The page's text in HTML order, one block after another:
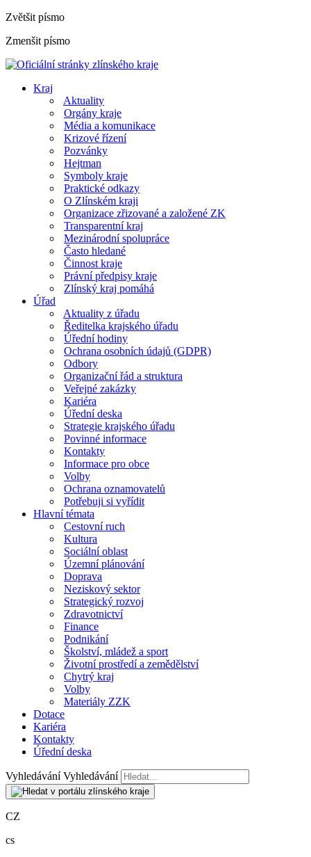
Zvětšit písmo
Zmenšit písmo
Kraj
Aktuality
Orgány kraje
Média a komunikace
Krizové řízení
Pozvánky
Hejtman
Symboly kraje
Praktické odkazy
O Zlínském kraji
Organizace zřizované a založené ZK
Transparentní kraj
Mezinárodní spolupráce
Často hledané
Činnost kraje
Právní předpisy kraje
Zlínský kraj pomáhá
Úřad
Aktuality z úřadu
Ředitelka krajského úřadu
Úřední hodiny
Ochrana osobních údajů (GDPR)
Odbory
Organizační řád a struktura
Veřejné zakázky
Kariéra
Úřední deska
Strategie krajského úřadu
Povinné informace
Kontakty
Informace pro obce
Volby
Ochrana oznamovatelů
Potřebuji si vyřídit
Hlavní témata
Cestovní ruch
Kultura
Sociální oblast
Územní plánování
Doprava
Neziskový sektor
Strategický rozvoj
Zdravotnictví
Finance
Podnikání
Školství, mládež a sport
Životní prostředí a zemědělství
Chytrý kraj
Volby
Materiály ZZK
Dotace
Kariéra
Kontakty
Úřední deska
Vyhledávání Vyhledávání
CZ
cs